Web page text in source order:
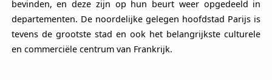
bevinden, en deze zijn op hun beurt weer opgedeeld in
departementen. De noordelijke gelegen hoofdstad Parijs is
tevens de grootste stad en ook het belangrijkste culturele
en commerciële centrum van Frankrijk.